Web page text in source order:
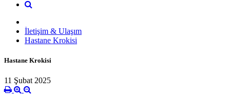
İletişim & Ulaşım
Hastane Krokisi
Hastane Krokisi
11 Şubat 2025